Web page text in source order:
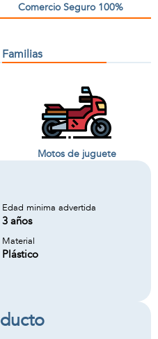
Comercio Seguro 100%
Familias
Motos de juguete
Edad minima advertida
3 años
Material
Plástico